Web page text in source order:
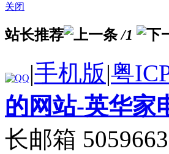
关闭
站长推荐 /1
|手机版|粤
的网站-英华家
长邮箱